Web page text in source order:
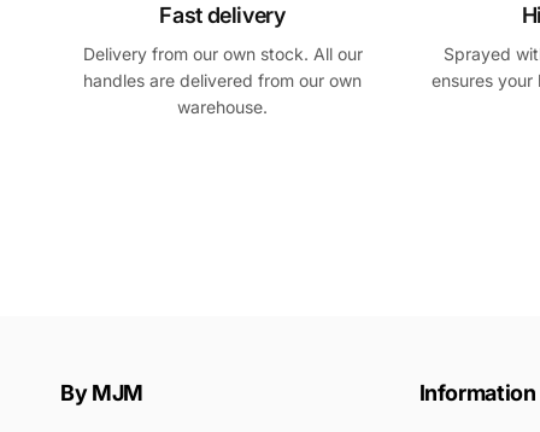
Fast delivery
Delivery from our own stock. All our
handles are delivered from our own
warehouse.
Sprayed
ensures your
By MJM Information